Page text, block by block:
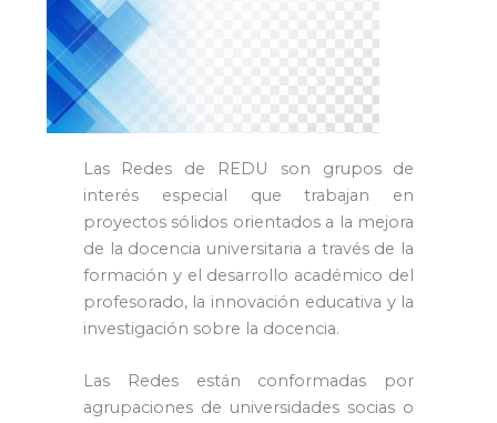
Las Redes de REDU son grupos de
interés especial que trabajan en
proyectos sólidos orientados a la mejora
de la docencia universitaria a través de la
formación y el desarrollo académico del
profesorado, la innovación educativa y la
investigación sobre la docencia.
Las Redes están conformadas por
agrupaciones de universidades socias o